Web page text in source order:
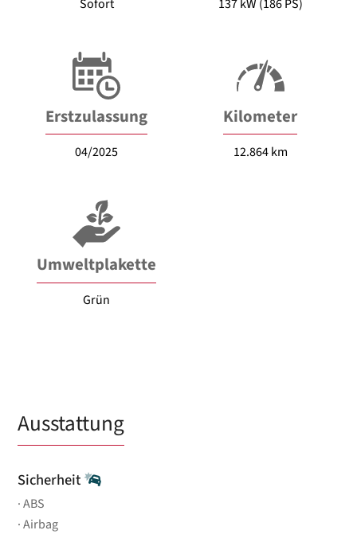
Sofort 137 kW (186 PS)
Erstzulassung
04/2025
Kilometer
12.864 km
Umweltplakette
Grün
Ausstattung
Sicherheit
ABS
Airbag